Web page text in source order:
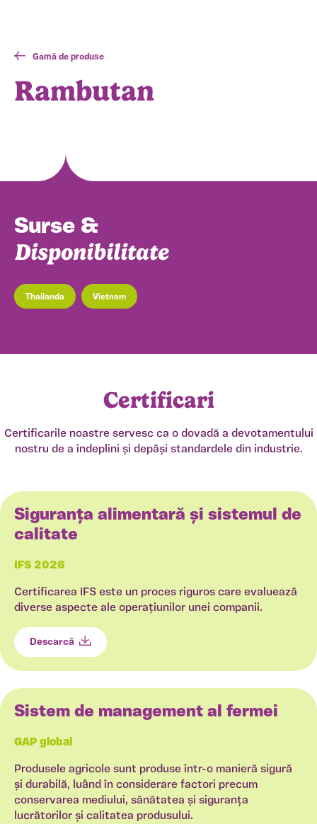
Gamă de produse
Rambutan
Surse &
Disponibilitate
Thailanda Vietnam
Certificari
Certificarile noastre servesc ca o dovadă a devotamentului
nostru de a îndeplini și depăși standardele din industrie.
Siguranța alimentară și sistemul de
calitate
IFS 2026
Certificarea IFS este un proces riguros care evaluează
diverse aspecte ale operațiunilor unei companii.
Descarcă
Sistem de management al fermei
GAP global
Produsele agricole sunt produse într-o manieră sigură
și durabilă, luând în considerare factori precum
conservarea mediului, sănătatea și siguranța
lucrătorilor și calitatea produsului.